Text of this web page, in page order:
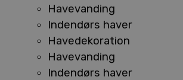
Havevanding
Indendørs haver
Havedekoration
Havevanding
Indendørs haver